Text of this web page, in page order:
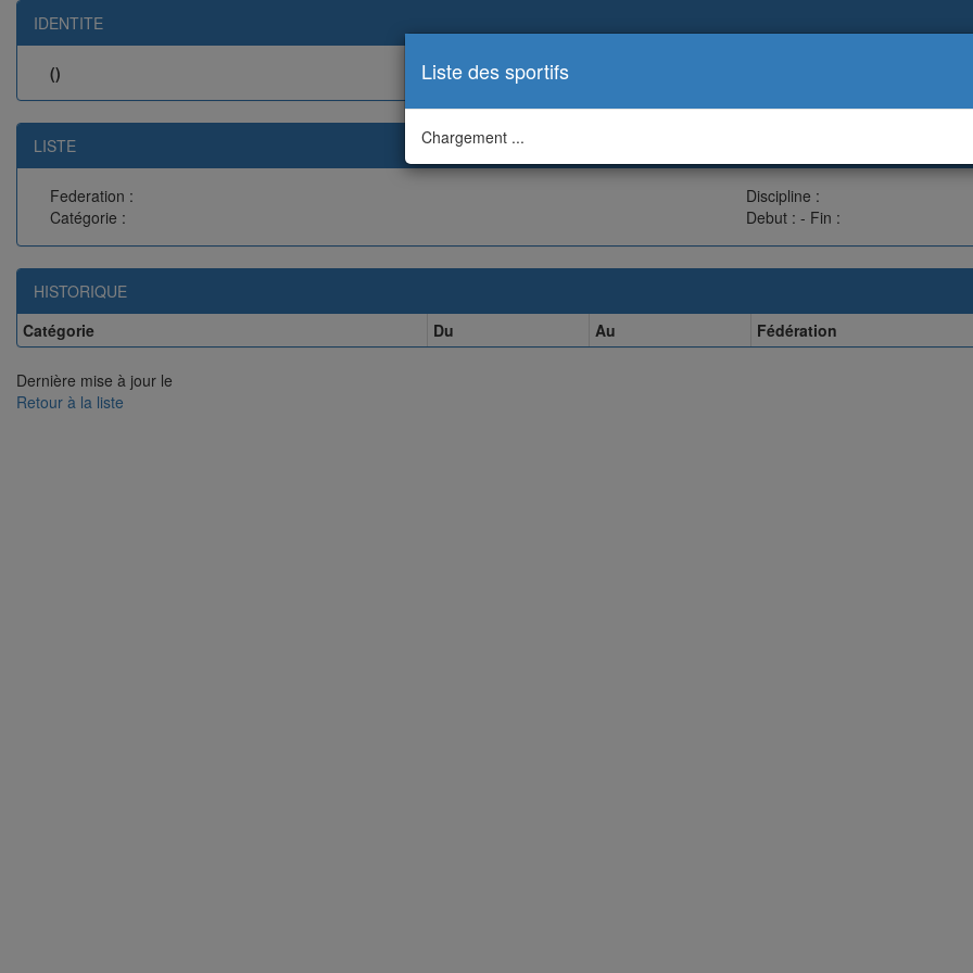
Liste des sportifs
Chargement ...
IDENTITE
()
LISTE
Federation :
Discipline :
Catégorie :
Debut : - Fin :
HISTORIQUE
Catégorie
Du Au Fédération
Dernière mise à jour le
Retour à la liste